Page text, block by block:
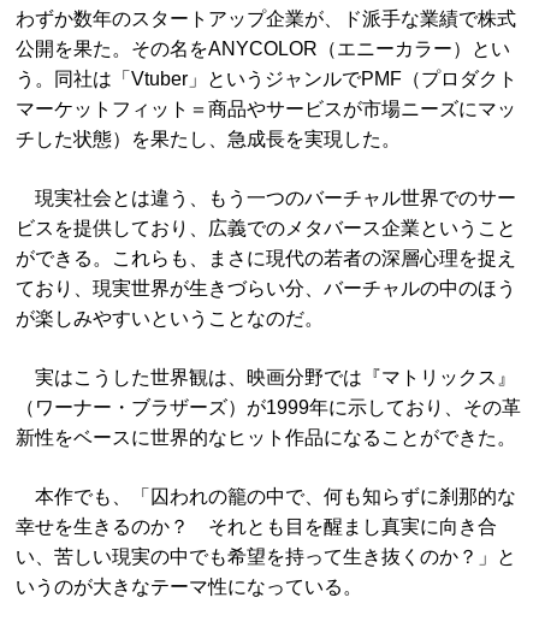
わずか数年のスタートアップ企業が、ド派手な業績で株式
公開を果た。その名をANYCOLOR（エニーカラー）とい
う。同社は「Vtuber」というジャンルでPMF（プロダクト
マーケットフィット＝商品やサービスが市場ニーズにマッ
チした状態）を果たし、急成長を実現した。
現実社会とは違う、もう一つのバーチャル世界でのサー
ビスを提供しており、広義でのメタバース企業ということ
ができる。これらも、まさに現代の若者の深層心理を捉え
ており、現実世界が生きづらい分、バーチャルの中のほう
が楽しみやすいということなのだ。
実はこうした世界観は、映画分野では『マトリックス』
（ワーナー・ブラザーズ）が1999年に示しており、その革
新性をベースに世界的なヒット作品になることができた。
本作でも、「囚われの籠の中で、何も知らずに刹那的な
幸せを生きるのか？ それとも目を醒まし真実に向き合
い、苦しい現実の中でも希望を持って生き抜くのか？」と
いうのが大きなテーマ性になっている。